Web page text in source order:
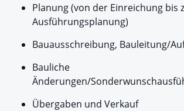
Planung (von der Einreichung bis
Ausführungsplanung)
Bauausschreibung, Bauleitung/
Bauliche
Änderungen/
Übergaben und Verkauf